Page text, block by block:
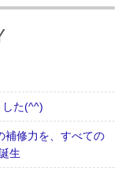
した(^^)
補修力を、すべての
生